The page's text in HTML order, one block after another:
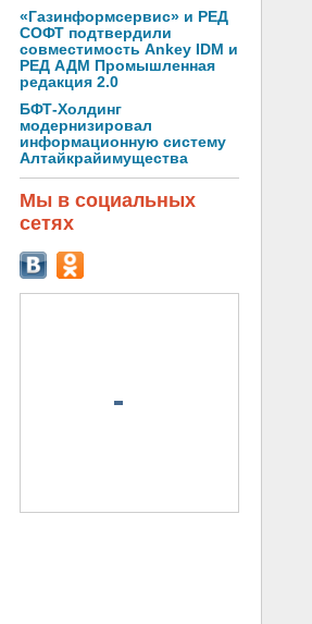
«Газинформсервис» и РЕД
СОФТ подтвердили
совместимость Ankey IDM и
РЕД АДМ Промышленная
редакция 2.0
БФТ-Холдинг
модернизировал
информационную систему
Алтайкрайимущества
Мы в социальных
сетях